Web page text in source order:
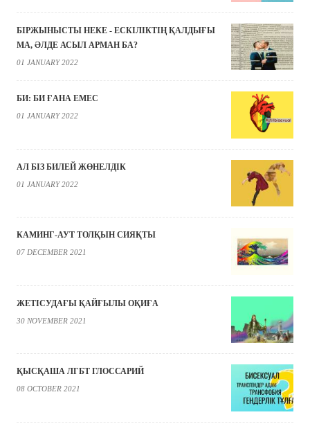
БІРЖЫНЫСТЫ НЕКЕ - ЕСКІЛІКТІҢ ҚАЛДЫҒЫ
МА, ӘЛДЕ АСЫЛ АРМАН БА?
01 JANUARY 2022
БИ: БИ ҒАНА ЕМЕС
01 JANUARY 2022
АЛ БІЗ БИЛЕЙ ЖӨНЕЛДІК
01 JANUARY 2022
КАМИНГ-АУТ ТОЛҚЫН СИЯҚТЫ
07 DECEMBER 2021
ЖЕТІСУДАҒЫ ҚАЙҒЫЛЫ ОҚИҒА
30 NOVEMBER 2021
ҚЫСҚАША ЛГБТ ГЛОССАРИЙ
08 OCTOBER 2021